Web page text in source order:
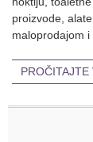
proizvode,
maloprodajom i
PROČITAJTE